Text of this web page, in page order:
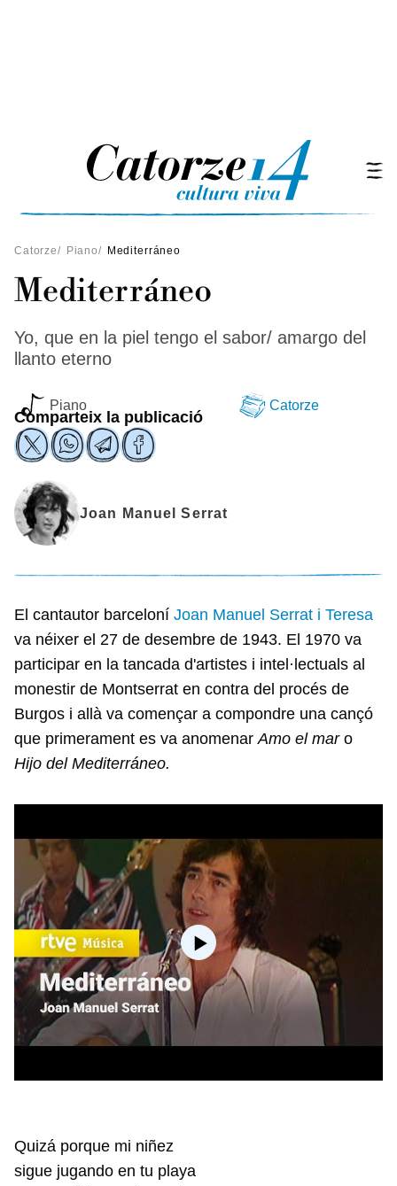
Catorze/ Piano/ Mediterráneo
Mediterráneo
Yo, que en la piel tengo el sabor/ amargo del
llanto eterno
Piano Catorze
Comparteix la publicació
Joan Manuel Serrat
El cantautor barceloní Joan Manuel Serrat i Teresa
va néixer el 27 de desembre de 1943. El 1970 va
participar en la tancada d'artistes i intel·lectuals al
monestir de Montserrat en contra del procés de
Burgos i allà va començar a compondre una cançó
que primerament es va anomenarAmo el mar o
Hijo del Mediterráneo.
Quizá porque mi niñez
sigue jugando en tu playa